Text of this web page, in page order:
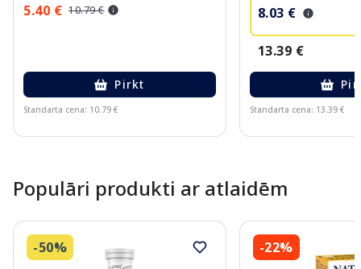
5.40 € 10.79 €
Pirkt
Standarta cena: 10.79 €
8.03 €
13.39 €
Standarta cena: 13.39 €
Populāri produkti ar atlaidēm
-50% -22%